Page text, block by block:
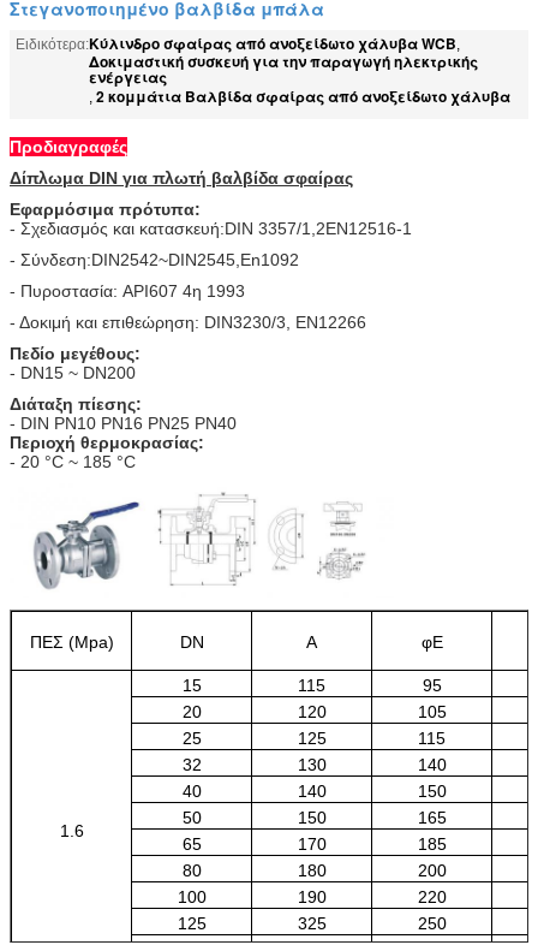
Στεγανοποιημένο βαλβίδα μπάλα
Ειδικότερα:Κύλινδρο σφαίρας από ανοξείδωτο χάλυβα WCB,
Δοκιμαστική συσκευή για την παραγωγή ηλεκτρικής
ενέργειας
, 2 κομμάτια Βαλβίδα σφαίρας από ανοξείδωτο χάλυβα
Προδιαγραφές
Δίπλωμα DIN για πλωτή βαλβίδα σφαίρας
Εφαρμόσιμα πρότυπα:
- Σχεδιασμός και κατασκευή:DIN 3357/1,2EN12516-1
- Σύνδεση:DIN2542~DIN2545,En1092
- Πυροστασία: API607 4η 1993
- Δοκιμή και επιθεώρηση: DIN3230/3, EN12266
Πεδίο μεγέθους:
- DN15 ~ DN200
Διάταξη πίεσης:
- DIN PN10 PN16 PN25 PN40
Περιοχή θερμοκρασίας:
- 20 °C ~ 185 °C
ΠΕΣ (Mpa) DN Α φE
1.6
15 115
95
20
120
105
25
125
115
32
130 140
40
140
150
50
150 165
65
170 185
80
180 200
100
190 220
125
325 250